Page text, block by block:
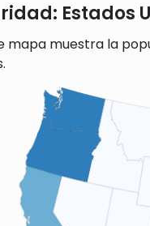
Estados
mapa muestra la